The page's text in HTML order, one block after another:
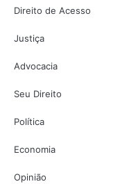
Direito de Acesso
Justiça
Advocacia
Seu Direito
Política
Economia
Opinião